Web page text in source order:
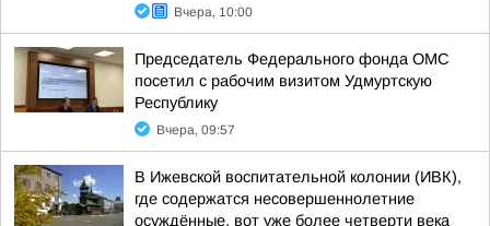
Вчера, 10:00
Председатель Федерального фонда ОМС
посетил с рабочим визитом Удмуртскую
Республику
Вчера, 09:57
В Ижевской воспитательной колонии (ИВК),
где содержатся несовершеннолетние
осуждённые, вот уже более четверти века